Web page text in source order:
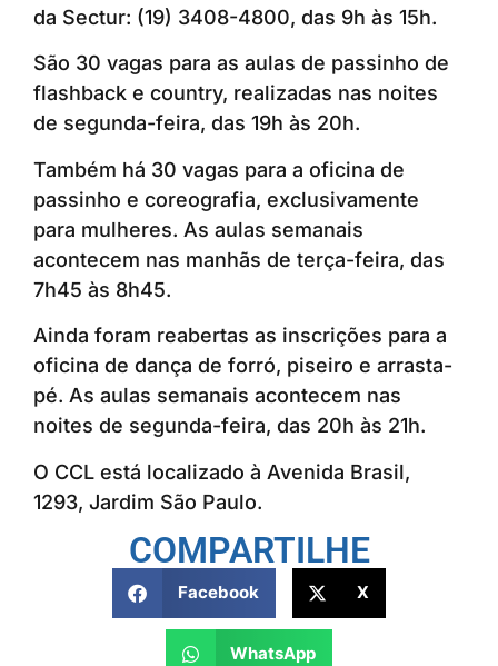
da Sectur: (19) 3408-4800, das 9h às 15h.
São 30 vagas para as aulas de passinho de
flashback e country, realizadas nas noites
de segunda-feira, das 19h às 20h.
Também há 30 vagas para a oficina de
passinho e coreografia, exclusivamente
para mulheres. As aulas semanais
acontecem nas manhãs de terça-feira, das
7h45 às 8h45.
Ainda foram reabertas as inscrições para a
oficina de dança de forró, piseiro e arrasta-
pé. As aulas semanais acontecem nas
noites de segunda-feira, das 20h às 21h.
O CCL está localizado à Avenida Brasil,
1293, Jardim São Paulo.
COMPARTILHE
Facebook X
WhatsApp